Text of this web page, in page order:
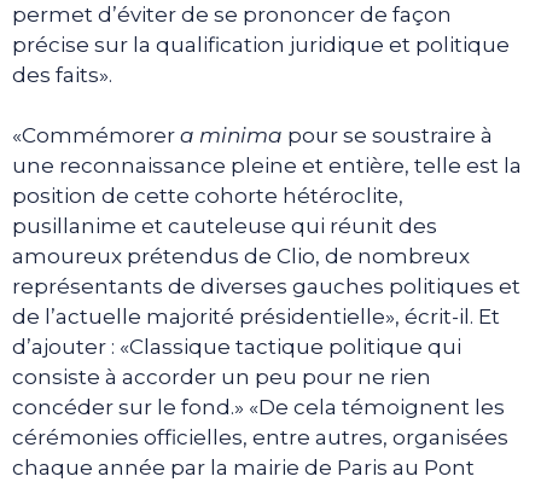
permet d’éviter de se prononcer de façon
précise sur la qualification juridique et politique
des faits».
«Commémorer a minima pour se soustraire à
une reconnaissance pleine et entière, telle est la
position de cette cohorte hétéroclite,
pusillanime et cauteleuse qui réunit des
amoureux prétendus de Clio, de nombreux
représentants de diverses gauches politiques et
de l’actuelle majorité présidentielle», écrit-il. Et
d’ajouter : «Classique tactique politique qui
consiste à accorder un peu pour ne rien
concéder sur le fond.» «De cela témoignent les
cérémonies officielles, entre autres, organisées
chaque année par la mairie de Paris au Pont